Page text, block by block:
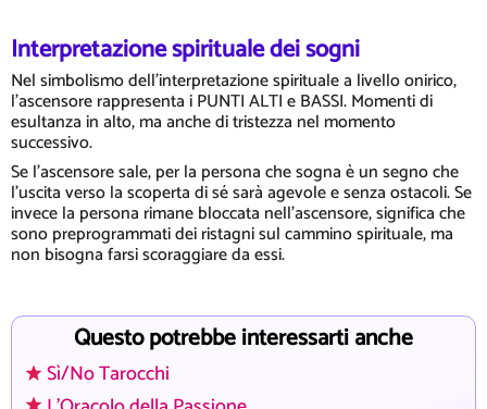
Interpretazione spirituale dei sogni
Nel simbolismo dell'interpretazione spirituale a livello onirico,
l'ascensore rappresenta i PUNTI ALTI e BASSI. Momenti di
esultanza in alto, ma anche di tristezza nel momento
successivo.
Se l'ascensore sale, per la persona che sogna è un segno che
l'uscita verso la scoperta di sé sarà agevole e senza ostacoli. Se
invece la persona rimane bloccata nell'ascensore, significa che
sono preprogrammati dei ristagni sul cammino spirituale, ma
non bisogna farsi scoraggiare da essi.
Questo potrebbe interessarti anche
Sì/No Tarocchi